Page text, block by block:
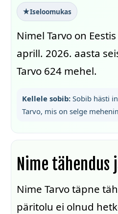
Iseloomukas
Nimel Tarvo on
aprill. 2026. aasta
Tarvo 624 mehel.
Kellele sobib:Sobib hästi
Tarvo, mis on selge
Nime
Nime Tarvo täpne
päritolu ei olnud